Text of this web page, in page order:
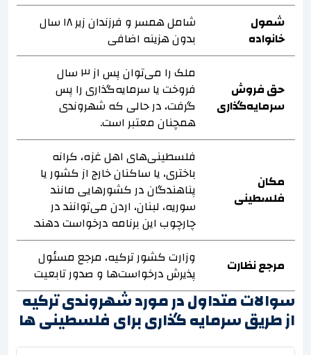
شمول
خانواده
شامل همسر و فرزندان زیر ۱۸ سال
بدون هزینه اضافی
حق فروش
سرمایه‌گذاری
ملک را می‌توان پس از ۳ سال
فروخت یا سرمایه‌گذاری را پس
گرفت، در حالی که شهروندی
همچنان معتبر است.
مکان
فلسطینی
فلسطینی‌های اهل غزه، کرانه
باختری، یا ساکنان خارج از کشور یا
پناهندگان در کشورهایی مانند
سوریه، لبنان، اردن می‌توانند در
چارچوب این برنامه درخواست دهند.
مرجع نظارت
وزارت کشور ترکیه، مرجع مسئول
پذیرش درخواست‌ها و صدور تابعیت
سوالات متداول در مورد شهروندی ترکیه
از طریق سرمایه گذاری برای فلسطینی ها